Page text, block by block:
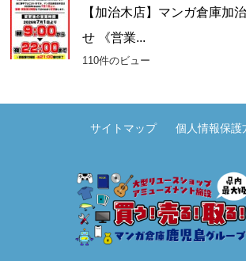
【加治木店】マンガ倉庫加
せ 《営業...
110件のビュー
サイトマップ 個人情報保護